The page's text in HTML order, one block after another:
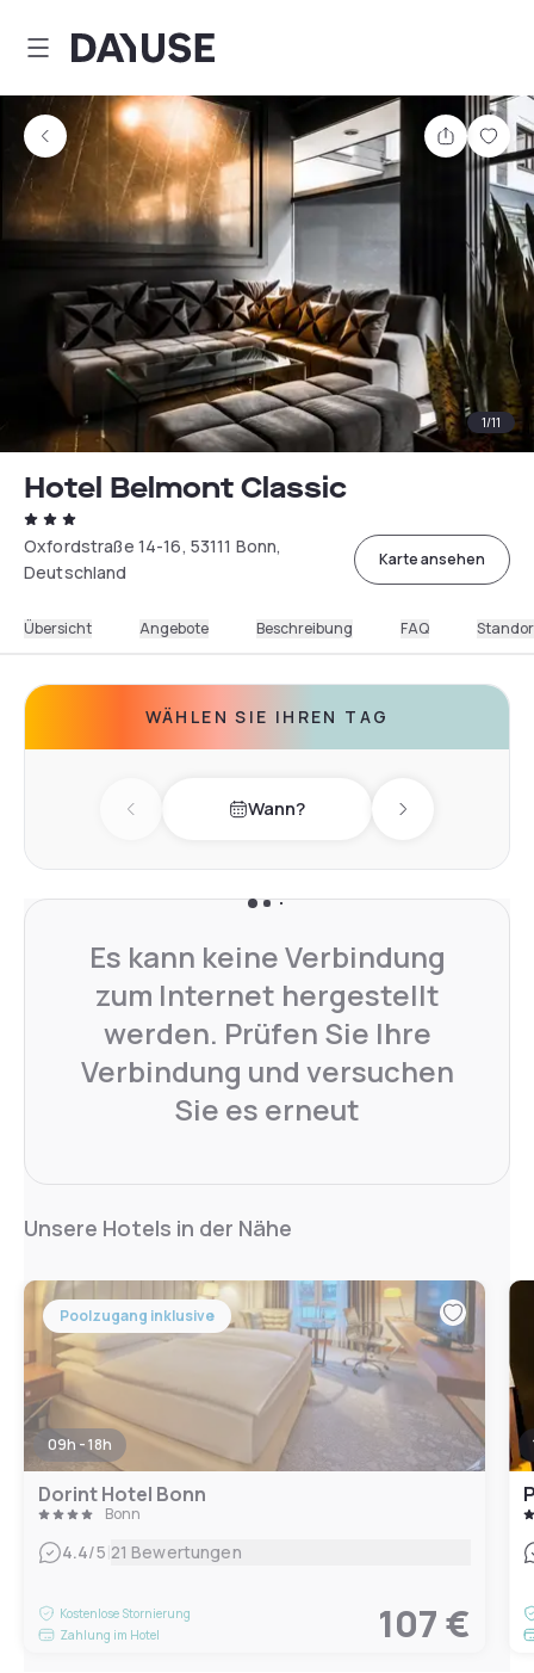
Dayuse
Teilen
1/11
Hotel Belmont Classic
Oxfordstraße 14-16, 53111 Bonn,
Deutschland
Karte ansehen
Übersicht Angebote Beschreibung FAQ
WÄHLEN SIE IHREN TAG
Previous day Wann? Next day
Es kann keine Verbindung
zum Internet hergestellt
werden. Prüfen Sie Ihre
Verbindung und versuchen
Sie es erneut
Unsere Hotels in der Nähe
Poolzugang inklusive
09h - 18h
Dorint Hotel Bonn
Bonn
4.4/5|21 Bewertungen
Kostenlose Stornierung
Zahlung im Hotel
107 €